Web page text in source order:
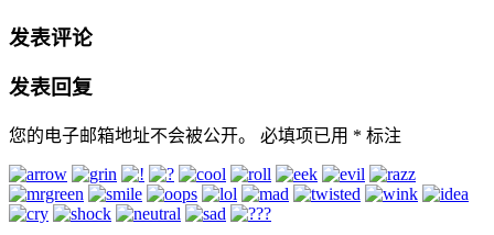
发表评论
发表回复
您的电子邮箱地址不会被公开。 必填项已用 * 标注